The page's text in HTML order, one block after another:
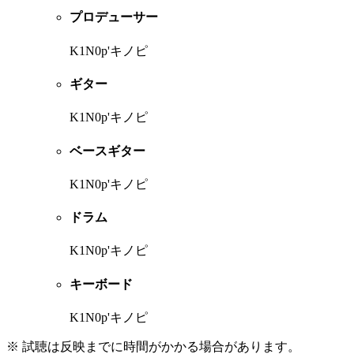
プロデューサー
K1N0p'キノピ
ギター
K1N0p'キノピ
ベースギター
K1N0p'キノピ
ドラム
K1N0p'キノピ
キーボード
K1N0p'キノピ
※ 試聴は反映までに時間がかかる場合があります。